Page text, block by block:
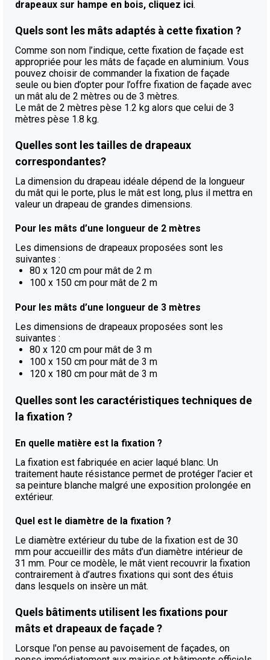
drapeaux sur hampe en bois, cliquez ici.
Quels sont les mâts adaptés à cette fixation ?
Comme son nom l’indique, cette fixation de façade est
appropriée pour les mâts de façade en aluminium. Vous
pouvez choisir de commander la fixation de façade
seule ou bien d’opter pour l’offre fixation de façade avec
un mât alu de 2 mètres ou de 3 mètres.
Le mât de 2 mètres pèse 1.2 kg alors que celui de 3
mètres pèse 1.8 kg.
Quelles sont les tailles de drapeaux
correspondantes?
La dimension du drapeau idéale dépend de la longueur
du mât qui le porte, plus le mât est long, plus il mettra en
valeur un drapeau de grandes dimensions.
Pour les mâts d’une longueur de 2 mètres
Les dimensions de drapeaux proposées sont les
suivantes :
80 x 120 cm pour mât de 2 m
100 x 150 cm pour mât de 2 m
Pour les mâts d’une longueur de 3 mètres
Les dimensions de drapeaux proposées sont les
suivantes :
80 x 120 cm pour mât de 3 m
100 x 150 cm pour mât de 3 m
120 x 180 cm pour mât de 3 m
Quelles sont les caractéristiques techniques de
la fixation ?
En quelle matière est la fixation ?
La fixation est fabriquée en acier laqué blanc. Un
traitement haute résistance permet de protéger l’acier et
sa peinture blanche malgré une exposition prolongée en
extérieur.
Quel est le diamètre de la fixation ?
Le diamètre extérieur du tube de la fixation est de 30
mm pour accueillir des mâts d’un diamètre intérieur de
31 mm. Pour ce modèle, le mât vient recouvrir la fixation
contrairement à d’autres fixations qui sont des étuis
dans lesquels on insère un mât.
Quels bâtiments utilisent les fixations pour
mâts et drapeaux de façade ?
Lorsque l'on pense au pavoisement de façades, on